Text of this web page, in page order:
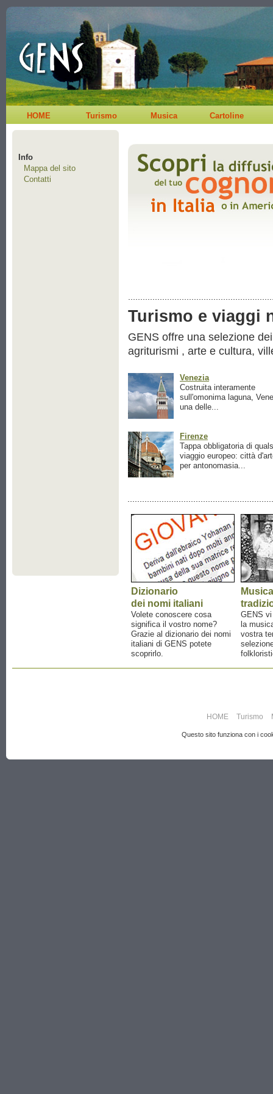
HOME Turismo Musica Cartoline
Info
Mappa del sito
Contatti
Turismo e viaggi
GENS offre una selezione
agriturismi , arte e cultura,
Venezia
Costruita interamente
sull'omonima laguna,
una delle...
Firenze
Tappa obbligatoria di
viaggio europeo: città
per antonomasia...
Dizionario
dei nomi italiani
Volete conoscere cosa
significa il vostro nome?
Grazie al dizionario dei nomi
italiani di GENS potete
scoprirlo.
Musica
GENS
la
vostra
HOME Turismo
Questo sito funziona con i